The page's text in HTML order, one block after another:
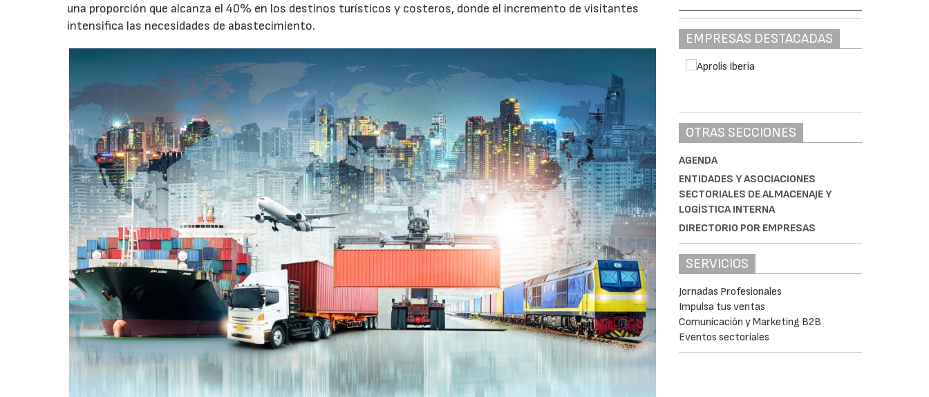
una proporción que alcanza el 40% en los destinos turísticos y costeros, donde el incremento de visitantes
intensifica las necesidades de abastecimiento.
EMPRESAS DESTACADAS
OTRAS SECCIONES
AGENDA
ENTIDADES Y ASOCIACIONES
SECTORIALES DE ALMACENAJE Y
LOGÍSTICA INTERNA
DIRECTORIO POR EMPRESAS
SERVICIOS
Jornadas Profesionales
Impulsa tus ventas
Comunicación y Marketing B2B
Eventos sectoriales